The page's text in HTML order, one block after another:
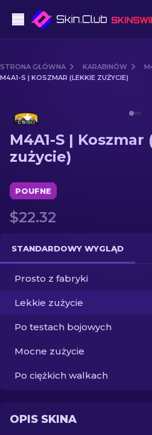
Średni poziom
karabinów
karabinów snajperskich
rękawiczek
Inne
STRONA GŁÓWNA KARABINÓW
M4A1-S | KOSZMAR (LEKKIE ZUŻYCIE)
M4A1-S |
zużycie)
POUFNE
$22.32
STANDARDOWY WYGLĄD
Prosto z fabryki
Lekkie zużycie
Po testach bojowych
Mocne zużycie
Po ciężkich walkach
OPIS SKINA